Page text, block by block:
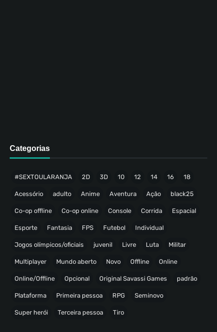
Categorias
#SEXTOULARANJA 2D 3D 10 12 14 16 18
Acessório adulto Anime Aventura Ação black25
Co-op offline Co-op online Console Corrida Espacial
Esporte Fantasia FPS Futebol Individual
Jogos olímpicos/oficiais juvenil Livre Luta Militar
Multiplayer Mundo aberto Novo Offline Online
Online/Offline Opcional Original Savassi Games padrão
Plataforma Primeira pessoa RPG Seminovo
Super herói Terceira pessoa Tiro